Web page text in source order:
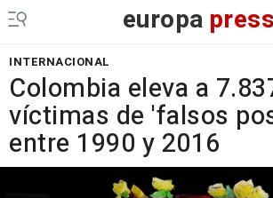
europa press
INTERNACIONAL
Colombia eleva a
víctimas de 'falsos
entre 1990 y 2016